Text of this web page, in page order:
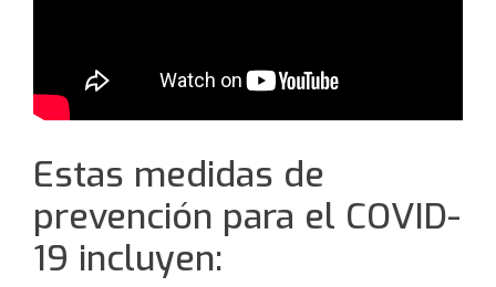
Estas medidas de
prevención para el COVID-
19 incluyen: